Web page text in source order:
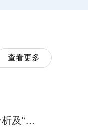
查看更多
讲座：北京市能源消费情况分析及“十五五”节能降碳应对举措研究